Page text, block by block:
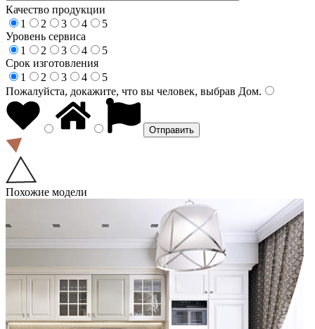
Качество продукции
1
2 3 4
5
Уровень сервиса
1
2 3 4
5
Срок изготовления
1
2 3 4
5
Пожалуйста, докажите, что вы человек, выбрав Дом.
Похожие модели